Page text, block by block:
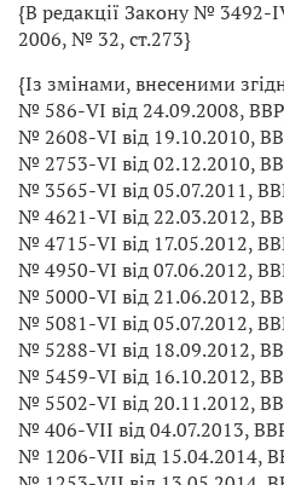
{В редакції Закону № 3492-
2006, № 32, ст.273}
{Із змінами, внесеними
№ 586-VI від 24.09.2008,
№ 2608-VI від 19.10.2010,
№ 2753-VI від 02.12.2010,
№ 3565-VI від 05.07.2011,
№ 4621-VI від 22.03.2012,
№ 4715-VI від 17.05.2012,
№ 4950-VI від 07.06.2012,
№ 5000-VI від 21.06.2012,
№ 5081-VI від 05.07.2012,
№ 5288-VI від 18.09.2012,
№ 5459-VI від 16.10.2012,
№ 5502-VI від 20.11.2012,
№ 406-VII від 04.07.2013,
№ 1206-VII від 15.04.2014,